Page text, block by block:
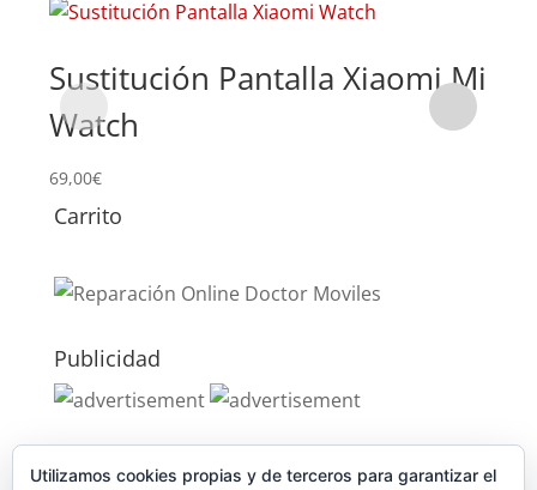
Sustitución Pantalla Xiaomi Mi
Watch
69,00€
Carrito
Publicidad
Publicidad
Utilizamos cookies propias y de terceros para garantizar el